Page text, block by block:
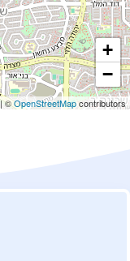
+
−
©OpenStreetMapcontributors